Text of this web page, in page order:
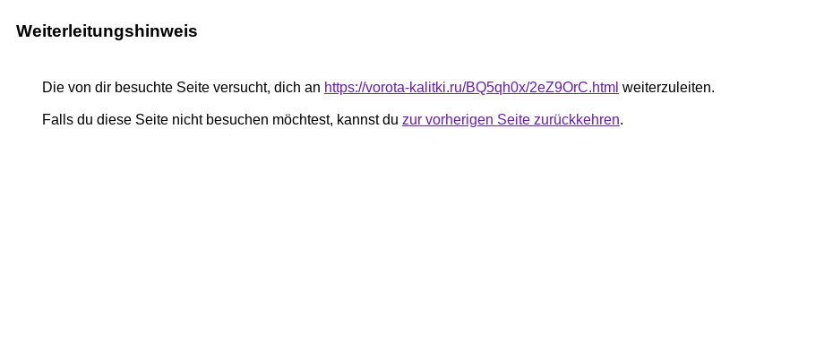
Weiterleitungshinweis
Die von dir besuchte Seite versucht, dich an https://vorota-kalitki.ru/BQ5qh0x/2eZ9OrC.html weiterzuleiten.
Falls du diese Seite nicht besuchen möchtest, kannst du zur vorherigen Seite zurückkehren.